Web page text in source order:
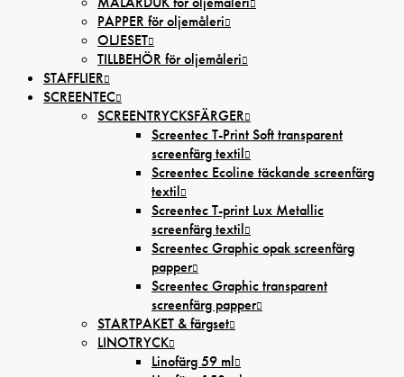
PAPPER för oljemåleri
OLJESET
TILLBEHÖR för oljemåleri
STAFFLIER
SCREENTEC
SCREENTRYCKSFÄRGER
Screentec T-Print Soft transparent
screenfärg textil
Screentec Ecoline täckande screenfärg
textil
Screentec T-print Lux Metallic
screenfärg textil
Screentec Graphic opak screenfärg
papper
Screentec Graphic transparent
screenfärg papper
STARTPAKET & färgset
LINOTRYCK
Linofärg 59 ml